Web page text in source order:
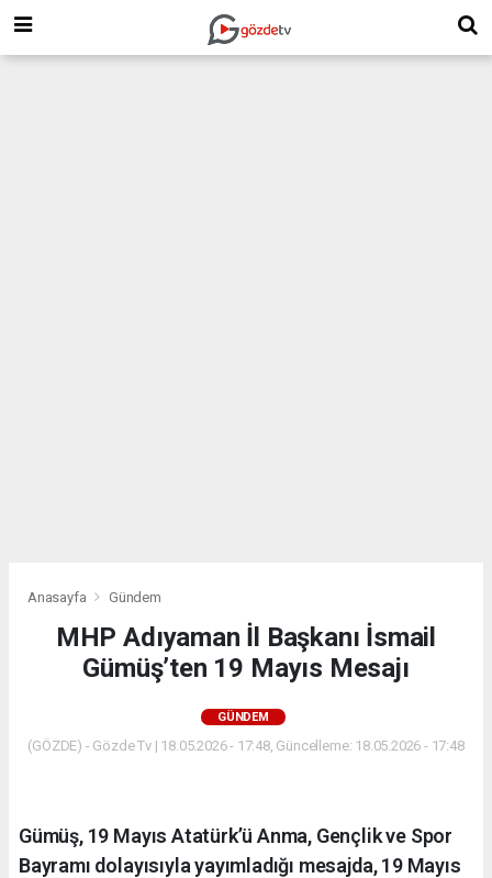
Anasayfa Gündem
MHP Adıyaman İl Başkanı İsmail
Gümüş’ten 19 Mayıs Mesajı
GÜNDEM
(GÖZDE) - Gözde Tv | 18.05.2026 - 17:48, Güncelleme: 18.05.2026 - 17:48
Gümüş, 19 Mayıs Atatürk’ü Anma, Gençlik ve Spor
Bayramı dolayısıyla yayımladığı mesajda, 19 Mayıs